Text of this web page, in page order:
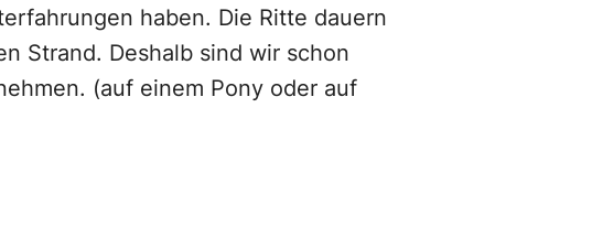
haben. Die Ritte dauern
Strand. Deshalb sind wir schon
(auf einem Pony oder auf